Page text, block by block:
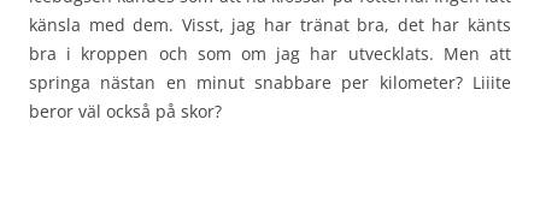
känsla med dem. Visst, jag har tränat bra, det har känts
bra i kroppen och som om jag har utvecklats. Men att
springa nästan en minut snabbare per kilometer? Liiite
beror väl också på skor?